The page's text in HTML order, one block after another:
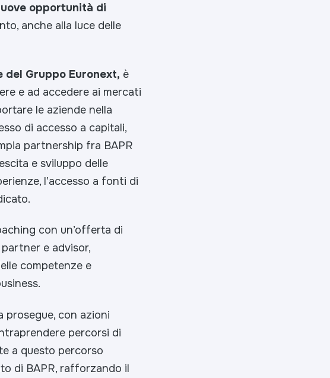
opportunità di
anche alla luce delle
del Gruppo Euronext, è
e ad accedere ai mercati
le aziende nella
di accesso a capitali,
partnership fra BAPR
e sviluppo delle
l’accesso a fonti di
con un’offerta di
e advisor,
competenze e
prosegue, con azioni
percorsi di
a questo percorso
di BAPR, rafforzando il